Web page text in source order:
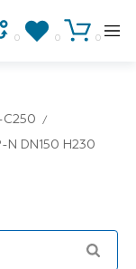
0 0 0
C250
N DN150 H230